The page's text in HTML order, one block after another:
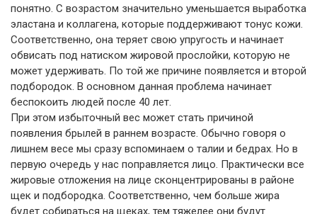
понятно. С возрастом значительно уменьшается выработка
эластана и коллагена, которые поддерживают тонус кожи.
Соответственно, она теряет свою упругость и начинает
обвисать под натиском жировой прослойки, которую не
может удерживать. По той же причине появляется и второй
подбородок. В основном данная проблема начинает
беспокоить людей после 40 лет.
При этом избыточный вес может стать причиной
появления брылей в раннем возрасте. Обычно говоря о
лишнем весе мы сразу вспоминаем о талии и бедрах. Но в
первую очередь у нас поправляется лицо. Практически все
жировые отложения на лице сконцентрированы в районе
щек и подбородка. Соответственно, чем больше жира
будет собираться на щеках, тем тяжелее они будут